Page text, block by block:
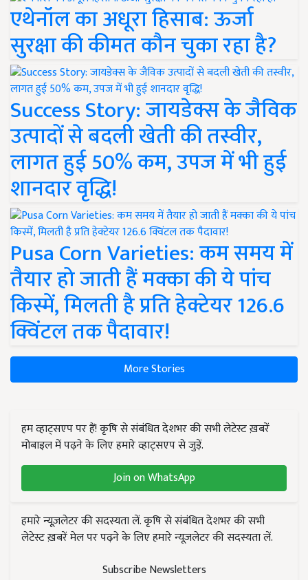
एथेनॉल का अधूरा हिसाब: ऊर्जा
सुरक्षा की कीमत कौन चुका रहा है?
Success Story: जायडेक्स के जैविक
उत्पादों से बदली खेती की तस्वीर,
लागत हुई 50% कम, उपज में भी हुई
शानदार वृद्धि!
Pusa Corn Varieties: कम समय में
तैयार हो जाती हैं मक्का की ये पांच
किस्में, मिलती है प्रति हेक्टेयर 126.6
क्विंटल तक पैदावार!
More Stories
हम व्हाट्सएप पर हैं! कृषि से संबंधित देशभर की सभी लेटेस्ट ख़बरें
मोबाइल में पढ़ने के लिए हमारे व्हाट्सएप से जुड़ें.
Join on WhatsApp
हमारे न्यूज़लेटर की सदस्यता लें. कृषि से संबंधित देशभर की सभी
लेटेस्ट ख़बरें मेल पर पढ़ने के लिए हमारे न्यूज़लेटर की सदस्यता लें.
Subscribe Newsletters